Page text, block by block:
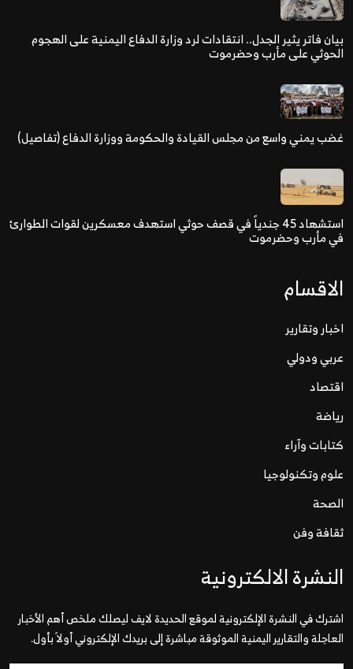
بيان فاتر يثير الجدل.. انتقادات لرد وزارة الدفاع اليمنية على الهجوم
الحوثي على مأرب وحضرموت
غضب يمني واسع من مجلس القيادة والحكومة ووزارة الدفاع (تفاصيل)
استشهاد 45 جندياً في قصف حوثي استهدف معسكرين لقوات الطوارئ
في مأرب وحضرموت
الاقسام
اخبار وتقارير
عربي ودولي
اقتصاد
رياضة
كتابات وآراء
علوم وتكنولوجيا
الصحة
ثقافة وفن
النشرة الالكترونية
اشترك في النشرة الإلكترونية لموقع الحديدة لايف ليصلك ملخص أهم الأخبار
العاجلة والتقارير اليمنية الموثوقة مباشرة إلى بريدك الإلكتروني أولاً بأول.